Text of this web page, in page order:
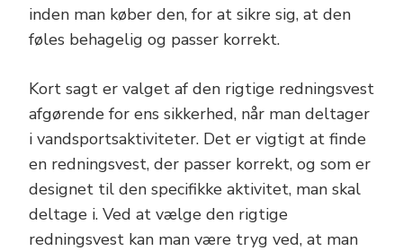
inden man køber den, for at sikre sig, at den
føles behagelig og passer korrekt.
Kort sagt er valget af den rigtige redningsvest
afgørende for ens sikkerhed, når man deltager
i vandsportsaktiviteter. Det er vigtigt at finde
en redningsvest, der passer korrekt, og som er
designet til den specifikke aktivitet, man skal
deltage i. Ved at vælge den rigtige
redningsvest kan man være tryg ved, at man